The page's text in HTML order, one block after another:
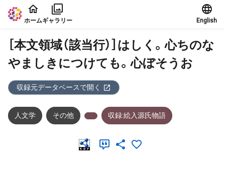
本文に飛ぶ
ホームギャラリー English
［本文領域（該当行）］はしく。心ちのな
やましきにつけても。心ぼそうお
収録元データベースで開く
人文学 その他 収録:絵入源氏物語